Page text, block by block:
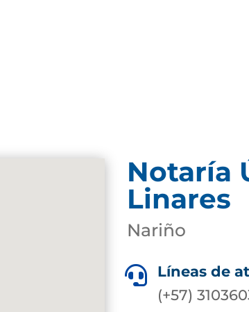
Notaría
Linares
Nariño

Líneas de
(+57)